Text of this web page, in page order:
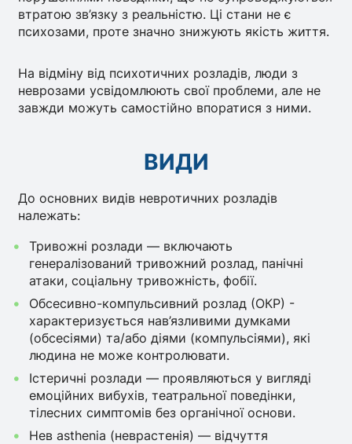
втратою зв’язку з реальністю. Ці стани не є
психозами, проте значно знижують якість життя.
На відміну від психотичних розладів, люди з
неврозами усвідомлюють свої проблеми, але не
завжди можуть самостійно впоратися з ними.
ВИДИ
До основних видів невротичних розладів
належать:
Тривожні розлади — включають
генералізований тривожний розлад, панічні
атаки, соціальну тривожність, фобії.
Обсесивно-компульсивний розлад (ОКР) -
характеризується нав’язливими думками
(обсесіями) та/або діями (компульсіями), які
людина не може контролювати.
Істеричні розлади — проявляються у вигляді
емоційних вибухів, театральної поведінки,
тілесних симптомів без органічної основи.
Нев asthenia (неврастенія) — відчуття